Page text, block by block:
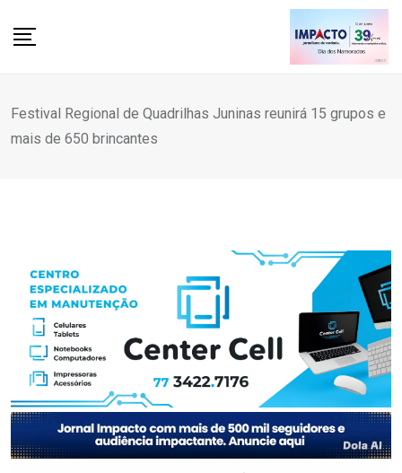
Festival Regional de Quadrilhas Juninas reunirá 15 grupos e
mais de 650 brincantes